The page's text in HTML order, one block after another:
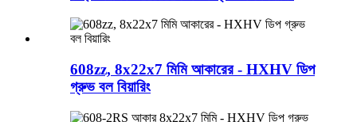
608zz, 8x22x7 মিমি আকারের - HXHV ডিপ
গ্রুভ বল বিয়ারিং